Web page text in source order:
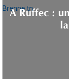
A Ruffec :